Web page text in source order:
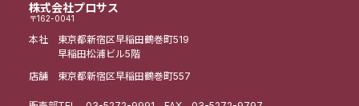
株式会社プロサス
〒162-0041
本社 東京都新宿区早稲田鶴巻町519
早稲田松浦ビル5階
店舗 東京都新宿区早稲田鶴巻町557